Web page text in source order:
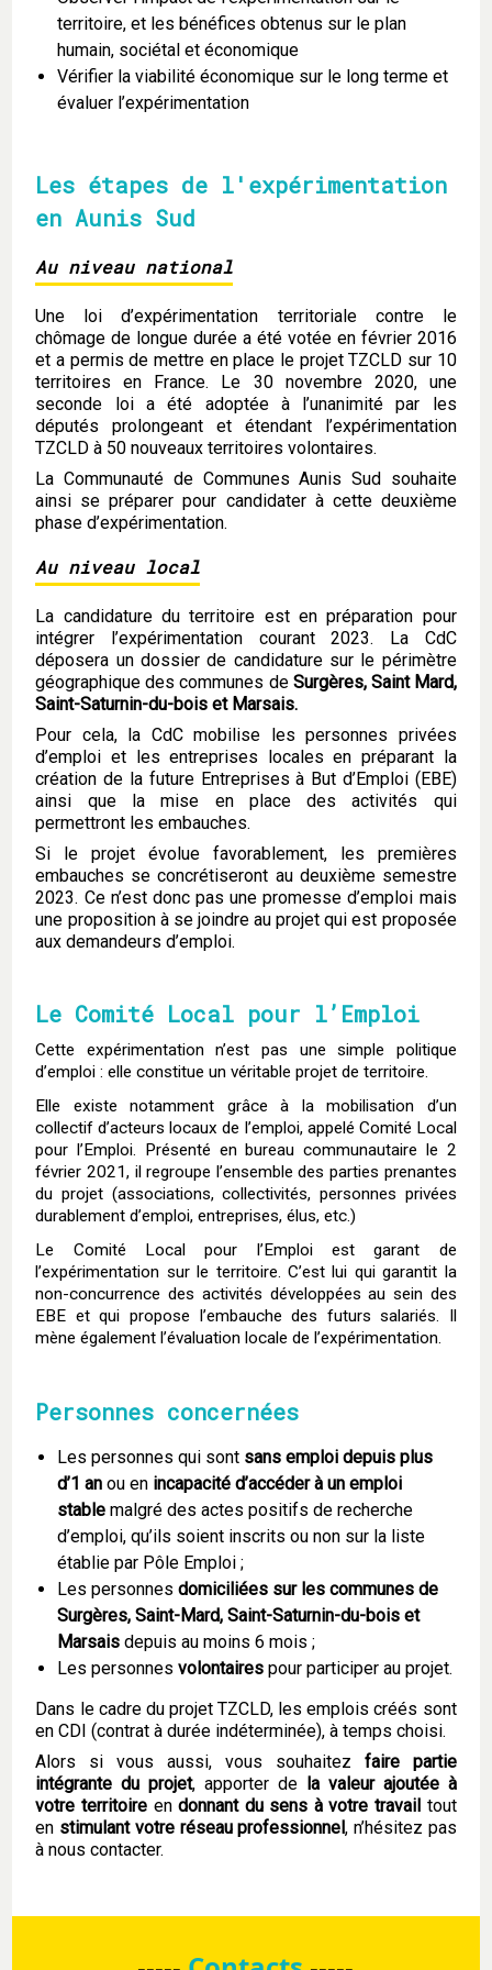
territoire, et les bénéfices obtenus sur le plan
humain, sociétal et économique
Vérifier la viabilité économique sur le long terme et
évaluer l’expérimentation
Les étapes de l'expérimentation
en Aunis Sud
Au niveau national
Une loi d’expérimentation territoriale contre le
chômage de longue durée a été votée en février 2016
et a permis de mettre en place le projet TZCLD sur 10
territoires en France. Le 30 novembre 2020, une
seconde loi a été adoptée à l’unanimité par les
députés prolongeant et étendant l’expérimentation
TZCLD à 50 nouveaux territoires volontaires.
La Communauté de Communes Aunis Sud souhaite
ainsi se préparer pour candidater à cette deuxième
phase d’expérimentation.
Au niveau local
La candidature du territoire est en préparation pour
intégrer l’expérimentation courant 2023. La CdC
déposera un dossier de candidature sur le périmètre
géographique des communes de Surgères, Saint Mard,
Saint-Saturnin-du-bois et Marsais.
Pour cela, la CdC mobilise les personnes privées
d’emploi et les entreprises locales en préparant la
création de la future Entreprises à But d’Emploi (EBE)
ainsi que la mise en place des activités qui
permettront les embauches.
Si le projet évolue favorablement, les premières
embauches se concrétiseront au deuxième semestre
2023. Ce n’est donc pas une promesse d’emploi mais
une proposition à se joindre au projet qui est proposée
aux demandeurs d’emploi.
Le Comité Local pour l’Emploi
Cette expérimentation n’est pas une simple politique
d’emploi : elle constitue un véritable projet de territoire.
Elle existe notamment grâce à la mobilisation d’un
collectif d’acteurs locaux de l’emploi, appelé Comité Local
pour l’Emploi. Présenté en bureau communautaire le 2
février 2021, il regroupe l’ensemble des parties prenantes
du projet (associations, collectivités, personnes privées
durablement d’emploi, entreprises, élus, etc.)
Le Comité Local pour l’Emploi est garant de
l’expérimentation sur le territoire. C’est lui qui garantit la
non-concurrence des activités développées au sein des
EBE et qui propose l’embauche des futurs salariés. Il
mène également l’évaluation locale de l’expérimentation.
Personnes concernées
Les personnes qui sont sans emploi depuis plus
d’1 an ou en incapacité d’accéder à un emploi
stablemalgré des actes positifs de recherche
d’emploi, qu’ils soient inscrits ou non sur la liste
établie par Pôle Emploi ;
Les personnes domiciliées sur les communes de
Surgères, Saint-Mard, Saint-Saturnin-du-bois et
Marsais depuis au moins 6 mois ;
Les personnes volontaires pour participer au projet.
Dans le cadre du projet TZCLD, les emplois créés sont
en CDI (contrat à durée indéterminée), à temps choisi.
Alors si vous aussi, vous souhaitez faire partie
intégrante du projet, apporter de
la valeur ajoutée à
votre territoire endonnant du sens à votre travail tout
en stimulant votre réseau professionnel, n’hésitez pas
à nous contacter.